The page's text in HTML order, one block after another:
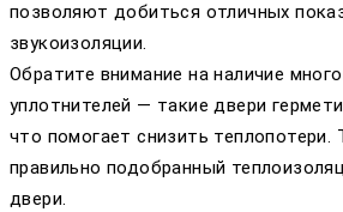
позволяют добиться отличных
звукоизоляции.
Обратите внимание на наличие
уплотнителей — такие двери
что помогает снизить теплопотери.
правильно подобранный
двери.